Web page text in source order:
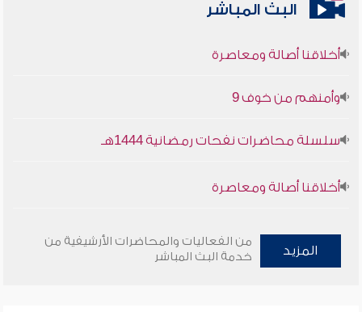
البث المباشر
سلسلة محاضرات نفحات رمضانية 1444هـ
المزيد
من الفعاليات والمحاضرات الأرشيفية من
خدمة البث المباشر